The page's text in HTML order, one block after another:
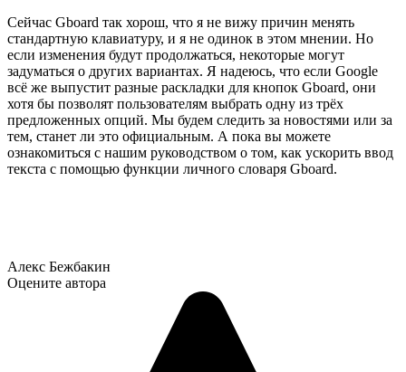
Сейчас Gboard так хорош, что я не вижу причин менять
стандартную клавиатуру, и я не одинок в этом мнении. Но
если изменения будут продолжаться, некоторые могут
задуматься о других вариантах. Я надеюсь, что если Google
всё же выпустит разные раскладки для кнопок Gboard, они
хотя бы позволят пользователям выбрать одну из трёх
предложенных опций. Мы будем следить за новостями или за
тем, станет ли это официальным. А пока вы можете
ознакомиться с нашим руководством о том, как ускорить ввод
текста с помощью функции личного словаря Gboard.
Алекс Бежбакин
Оцените автора